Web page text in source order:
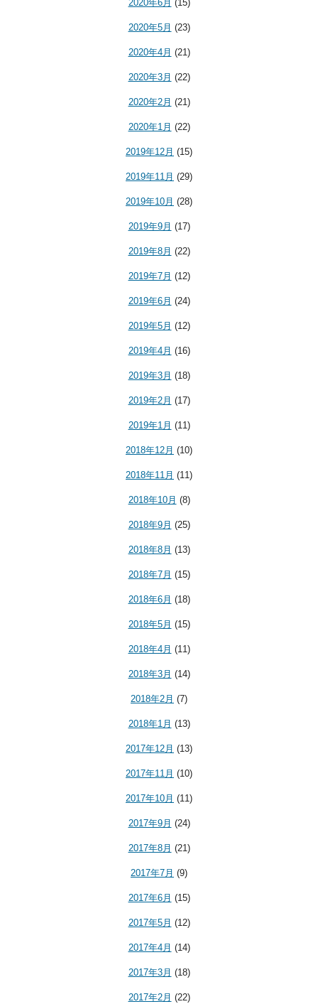
2020年6月 (15)
2020年5月 (23)
2020年4月 (21)
2020年3月 (22)
2020年2月 (21)
2020年1月 (22)
2019年12月 (15)
2019年11月 (29)
2019年10月 (28)
2019年9月 (17)
2019年8月 (22)
2019年7月 (12)
2019年6月 (24)
2019年5月 (12)
2019年4月 (16)
2019年3月 (18)
2019年2月 (17)
2019年1月 (11)
2018年12月 (10)
2018年11月 (11)
2018年10月 (8)
2018年9月 (25)
2018年8月 (13)
2018年7月 (15)
2018年6月 (18)
2018年5月 (15)
2018年4月 (11)
2018年3月 (14)
2018年2月 (7)
2018年1月 (13)
2017年12月 (13)
2017年11月 (10)
2017年10月 (11)
2017年9月 (24)
2017年8月 (21)
2017年7月 (9)
2017年6月 (15)
2017年5月 (12)
2017年4月 (14)
2017年3月 (18)
2017年2月 (22)